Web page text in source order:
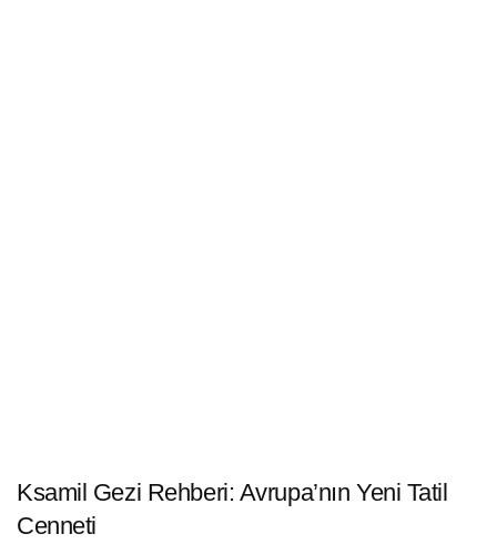
Ksamil Gezi Rehberi: Avrupa’nın Yeni Tatil
Cenneti